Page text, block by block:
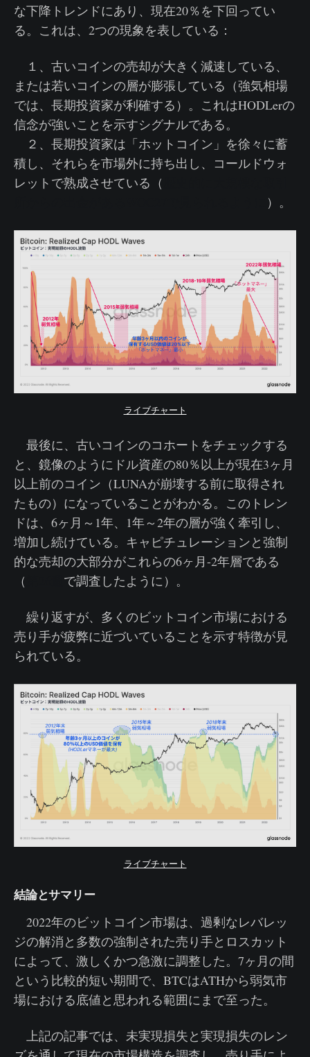
な下降トレンドにあり、現在20％を下回ってい
る。これは、2つの現象を表している：
１、古いコインの売却が大きく減速している、
または若いコインの層が膨張している（強気相場
では、長期投資家が利確する）。これはHODLerの
信念が強いことを示すシグナルである。
２、長期投資家は「ホットコイン」を徐々に蓄
積し、それらを市場外に持ち出し、コールドウォ
レットで熟成させている（
）。
ライブチャート
最後に、古いコインのコホートをチェックする
と、鏡像のようにドル資産の80％以上が現在3ヶ月
以上前のコイン（LUNAが崩壊する前に取得され
たもの）になっていることがわかる。このトレン
ドは、6ヶ月～1年、1年～2年の層が強く牽引し、
増加し続けている。キャピチュレーションと強制
的な売却の大部分がこれらの6ヶ月-2年層である
（
で調査したように）。
繰り返すが、多くのビットコイン市場における
売り手が疲弊に近づいていることを示す特徴が見
られている。
ライブチャート
結論とサマリー
2022年のビットコイン市場は、過剰なレバレッ
ジの解消と多数の強制された売り手とロスカット
によって、激しくかつ急激に調整した。7ヶ月の間
という比較的短い期間で、BTCはATHから弱気市
場における底値と思われる範囲にまで至った。
上記の記事では、未実現損失と実現損失のレン